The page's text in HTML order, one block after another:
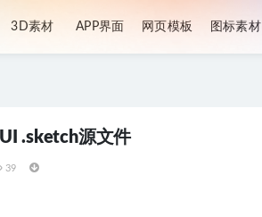
3D素材 APP界面 网页模板 图标素材
.sketch源文件
39